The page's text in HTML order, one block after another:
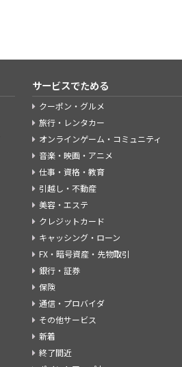
サービスでためる
クーポン・グルメ
旅行・レンタカー
オンラインゲーム・コミュニティ
音楽・映画・アニメ
仕事・資格・教育
引越し・不動産
美容・エステ
クレジットカード
キャッシング・ローン
FX・暗号資産・先物取引
銀行・証券
保険
通信・プロバイダ
その他サービス
新着
終了間近